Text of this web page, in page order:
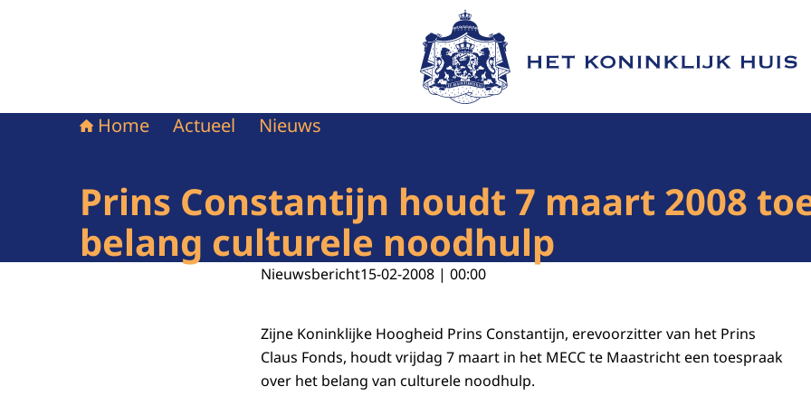
Naar de homepage van Het Koninklijk Huis
Home Actueel Nieuws
Prins Constantijn houdt 7 maart 2008
belang culturele noodhulp
Nieuwsbericht15-02-2008 | 00:00
Zijne Koninklijke Hoogheid Prins Constantijn, erevoorzitter van het Prins
Claus Fonds, houdt vrijdag 7 maart in het MECC te Maastricht een toespraak
over het belang van culturele noodhulp.